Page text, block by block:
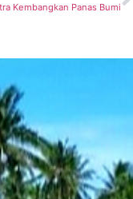
Kembangkan Panas Bumi